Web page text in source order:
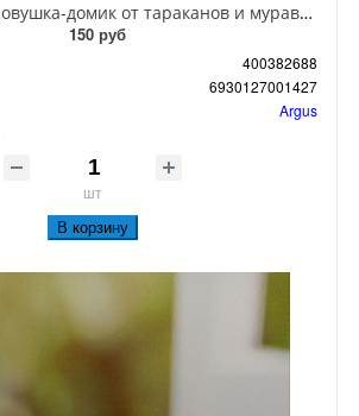
Argus Клеевая ловушка-домик от тараканов и муравьев
150 руб
400382688
6930127001427
Argus
шт
В корзину